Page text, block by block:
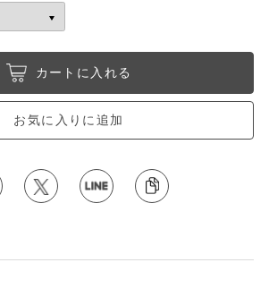
カートに入れる
お気に入りに追加